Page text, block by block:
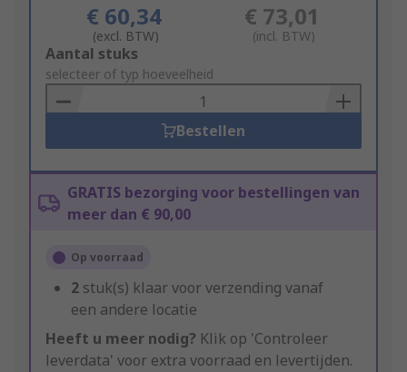
€ 60,34
(excl. BTW)
€ 73,01
(incl. BTW)
Add
to
Basket
Aantal stuks
selecteer of typ hoeveelheid
Bestellen
GRATIS bezorging voor bestellingen van
meer dan € 90,00
Op voorraad
2 stuk(s) klaar voor verzending vanaf
een andere locatie
Heeft u meer nodig? Klik op 'Controleer
leverdata' voor extra voorraad en levertijden.